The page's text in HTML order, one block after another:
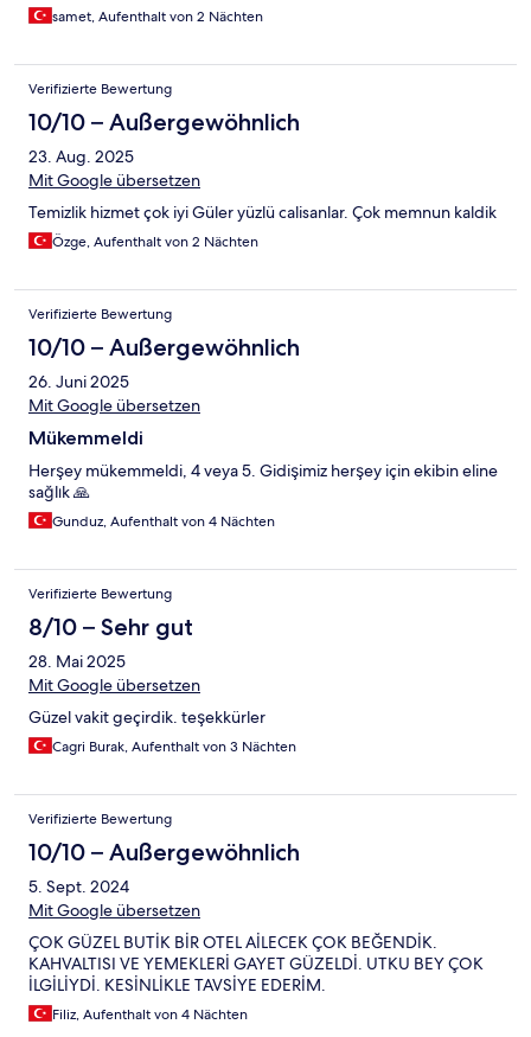
samet, Aufenthalt von 2 Nächten
Verifizierte Bewertung
10/10 – Außergewöhnlich
23. Aug. 2025
Mit Google übersetzen
Temizlik hizmet çok iyi Güler yüzlü calisanlar. Çok memnun kaldik
Özge, Aufenthalt von 2 Nächten
Verifizierte Bewertung
10/10 – Außergewöhnlich
26. Juni 2025
Mit Google übersetzen
Mükemmeldi
Herşey mükemmeldi, 4 veya 5. Gidişimiz herşey için ekibin eline
sağlık 🙏
Gunduz, Aufenthalt von 4 Nächten
Verifizierte Bewertung
8/10 – Sehr gut
28. Mai 2025
Mit Google übersetzen
Güzel vakit geçirdik. teşekkürler
Cagri Burak, Aufenthalt von 3 Nächten
Verifizierte Bewertung
10/10 – Außergewöhnlich
5. Sept. 2024
Mit Google übersetzen
ÇOK GÜZEL BUTİK BİR OTEL AİLECEK ÇOK BEĞENDİK.
KAHVALTISI VE YEMEKLERİ GAYET GÜZELDİ. UTKU BEY ÇOK
İLGİLİYDİ. KESİNLİKLE TAVSİYE EDERİM.
Filiz, Aufenthalt von 4 Nächten